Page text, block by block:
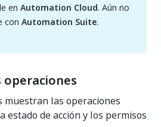
en Automation Cloud. Aún no
con Automation Suite.
operaciones
muestran las operaciones
estado de acción y los permisos